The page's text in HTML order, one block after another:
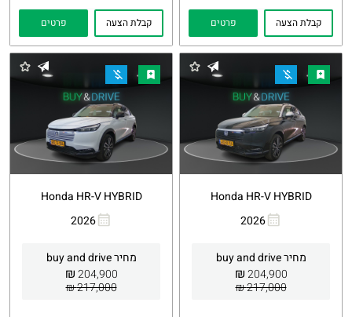
קבלת הצעה פרטים קבלת הצעה פרטים
Honda HR-V HYBRID
2026
מחיר buy and drive
204,900
₪
217,000 ₪
Whatsapp
Honda HR-V HYBRID
2026
מחיר buy and drive
204,900
₪
217,000 ₪
Whatsapp